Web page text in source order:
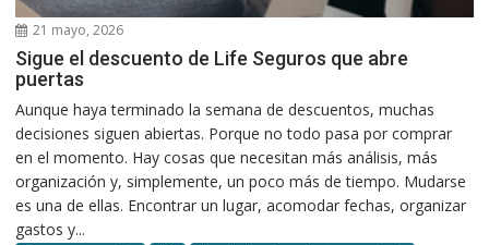
21 mayo, 2026
Sigue el descuento de Life Seguros que abre
puertas
Aunque haya terminado la semana de descuentos, muchas
decisiones siguen abiertas. Porque no todo pasa por comprar
en el momento. Hay cosas que necesitan más análisis, más
organización y, simplemente, un poco más de tiempo. Mudarse
es una de ellas. Encontrar un lugar, acomodar fechas, organizar
gastos y...